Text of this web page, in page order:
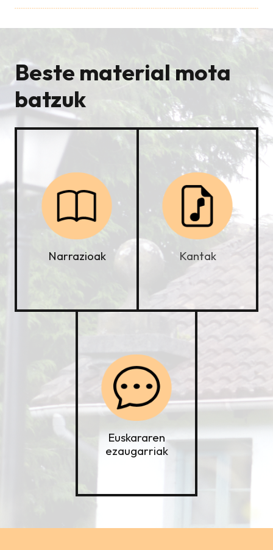
Beste material mota
batzuk
Narrazioak Kantak
Euskararen
ezaugarriak